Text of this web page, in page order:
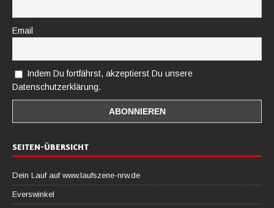
Email
Indem Du fortfährst, akzeptierst Du unsere
Datenschutzerklärung.
SEITEN-ÜBERSICHT
Dein Lauf auf www.laufszene-nrw.de
Everswinkel